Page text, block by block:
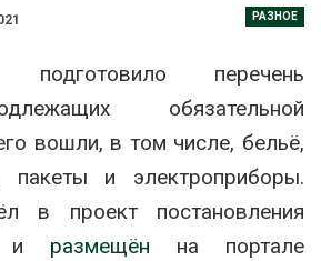
РАЗНОЕ
подготовило перечень
обязательной
вошли, в том числе, бельё,
пакеты и электроприборы.
в проект постановления
и размещён на портале